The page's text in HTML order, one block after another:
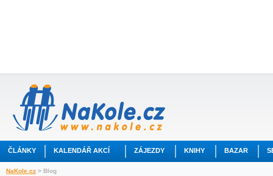
ČLÁNKY KALENDÁŘ AKCÍ ZÁJEZDY KNIHY BAZAR
NaKole.cz > Blog